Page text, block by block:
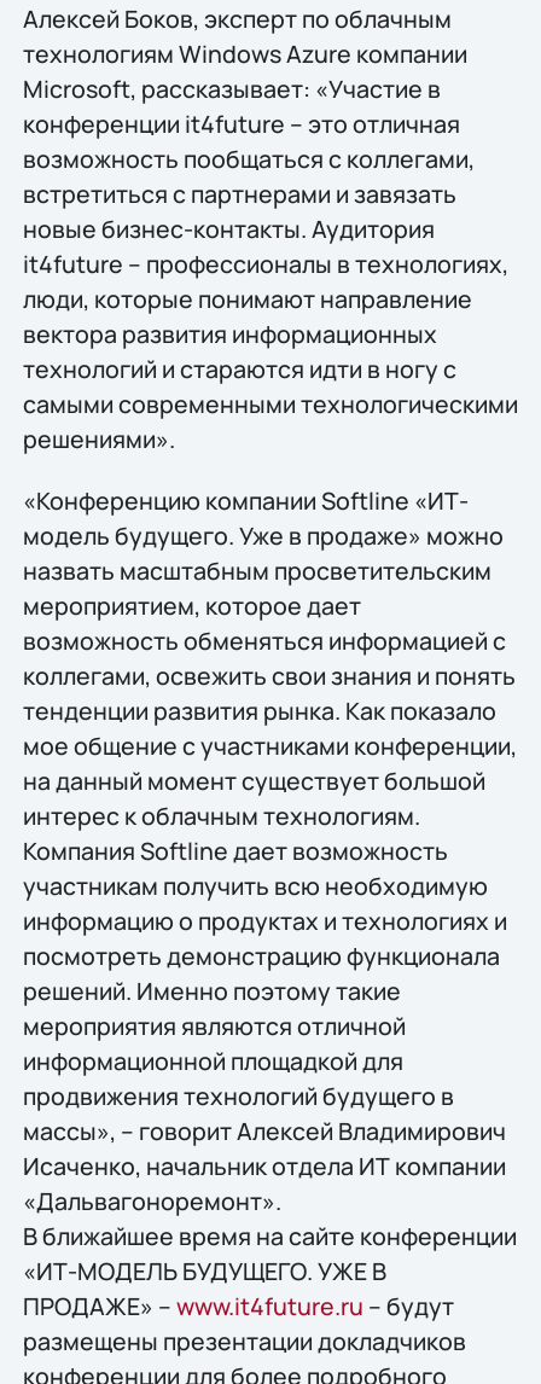
Алексей Боков, эксперт по облачным
технологиям Windows Azure компании
Microsoft, рассказывает: «Участие в
конференции it4future – это отличная
возможность пообщаться с коллегами,
встретиться с партнерами и завязать
новые бизнес-контакты. Аудитория
it4future – профессионалы в технологиях,
люди, которые понимают направление
вектора развития информационных
технологий и стараются идти в ногу с
самыми современными технологическими
решениями».
«Конференцию компании Softline «ИТ-
модель будущего. Уже в продаже» можно
назвать масштабным просветительским
мероприятием, которое дает
возможность обменяться информацией с
коллегами, освежить свои знания и понять
тенденции развития рынка. Как показало
мое общение с участниками конференции,
на данный момент существует большой
интерес к облачным технологиям.
Компания Softline дает возможность
участникам получить всю необходимую
информацию о продуктах и технологиях и
посмотреть демонстрацию функционала
решений. Именно поэтому такие
мероприятия являются отличной
информационной площадкой для
продвижения технологий будущего в
массы», – говорит Алексей Владимирович
Исаченко, начальник отдела ИТ компании
«Дальвагоноремонт».
В ближайшее время на сайте конференции
«ИТ-МОДЕЛЬ БУДУЩЕГО. УЖЕ В
ПРОДАЖЕ» –www.it4future.ru – будут
размещены презентации докладчиков
конференции для более подробного